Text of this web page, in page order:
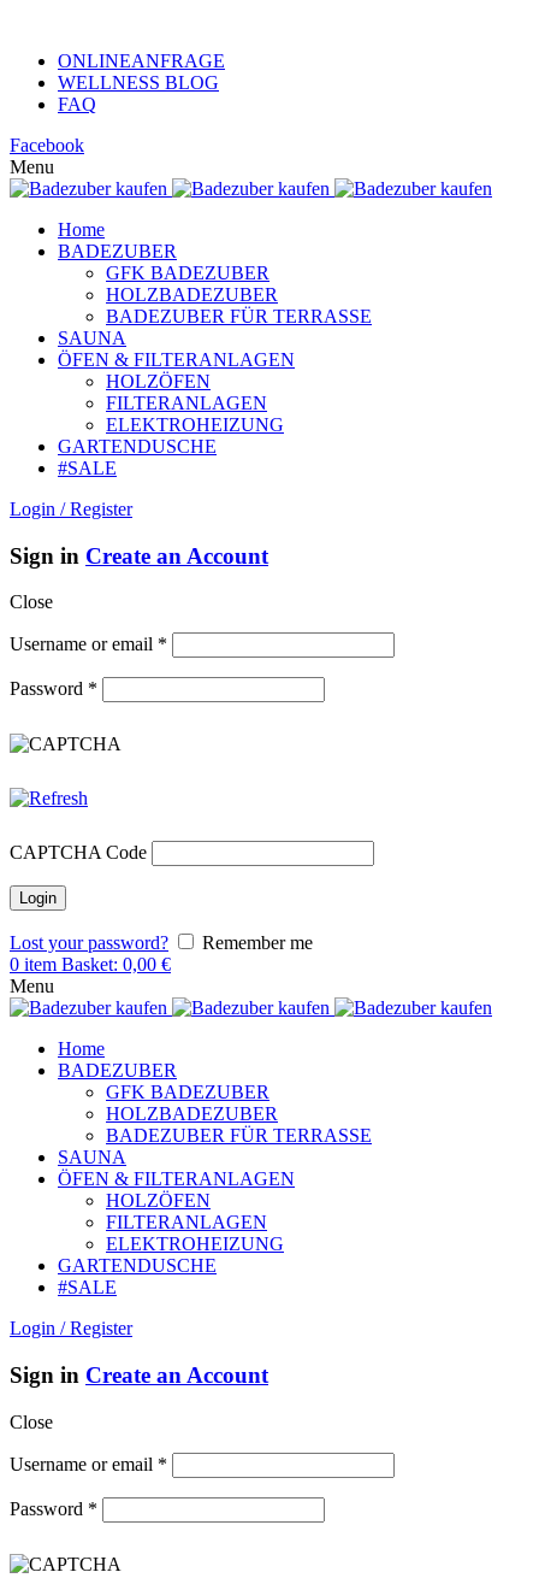
ONLINEANFRAGE
WELLNESS BLOG
FAQ
Facebook
Menu
Home
BADEZUBER
GFK BADEZUBER
HOLZBADEZUBER
BADEZUBER FÜR TERRASSE
SAUNA
ÖFEN & FILTERANLAGEN
HOLZÖFEN
FILTERANLAGEN
ELEKTROHEIZUNG
GARTENDUSCHE
#SALE
Login / Register
Sign in Create an Account
Close
Username or email *
Password *
CAPTCHA Code
Lost your password?
Remember me
0 item Basket: 0,00 €
Menu
Home
BADEZUBER
GFK BADEZUBER
HOLZBADEZUBER
BADEZUBER FÜR TERRASSE
SAUNA
ÖFEN & FILTERANLAGEN
HOLZÖFEN
FILTERANLAGEN
ELEKTROHEIZUNG
GARTENDUSCHE
#SALE
Login / Register
Sign in Create an Account
Close
Username or email *
Password *